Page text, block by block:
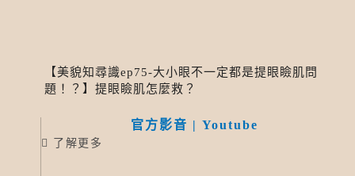
【美貌知尋識ep75-大小眼不一定都是提眼瞼肌問
題！？】提眼瞼肌怎麼救？
官方影音 | Youtube
了解更多